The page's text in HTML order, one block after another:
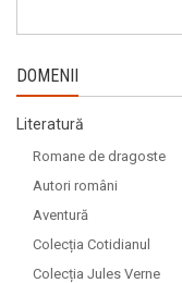
DOMENII
Literatură
Romane de dragoste
Autori români
Aventură
Colecția Cotidianul
Colecția Jules Verne